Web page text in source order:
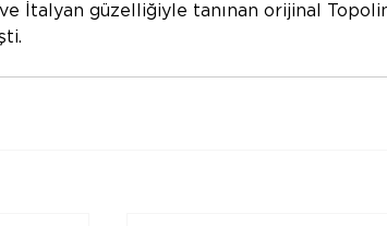
İtalyan güzelliğiyle tanınan orijinal